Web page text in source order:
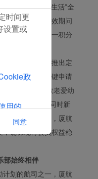
，构造“飞行+生活”全
。针对积分有效期问
会员只要有任一积分
至次年。
不同群体需求推出定
特殊时期可一键申请
下的会员可享敬老爱幼
家”专属权益，同时新
保障服务衔接，厦航
确保现有会员权益稳
部始终相伴
划的航司之一，厦航
时间更
设置或
政
用的
同意